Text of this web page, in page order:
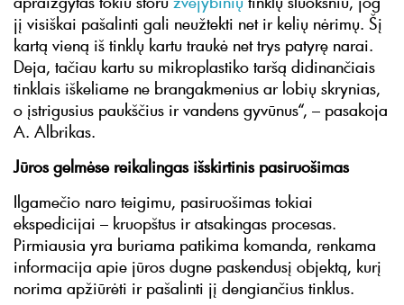
jį visiškai pašalinti gali neužtekti net ir kelių nėrimų. Šį
kartą vieną iš tinklų kartu traukė net trys patyrę narai.
Deja, tačiau kartu su mikroplastiko taršą didinančiais
tinklais iškeliame ne brangakmenius ar lobių skrynias,
o įstrigusius paukščius ir vandens gyvūnus“, – pasakoja
A. Albrikas.
Jūros gelmėse reikalingas išskirtinis pasiruošimas
Ilgamečio naro teigimu, pasiruošimas tokiai
ekspedicijai – kruopštus ir atsakingas procesas.
Pirmiausia yra buriama patikima komanda, renkama
informacija apie jūros dugne paskendusį objektą, kurį
norima apžiūrėti ir pašalinti jį dengiančius tinklus.